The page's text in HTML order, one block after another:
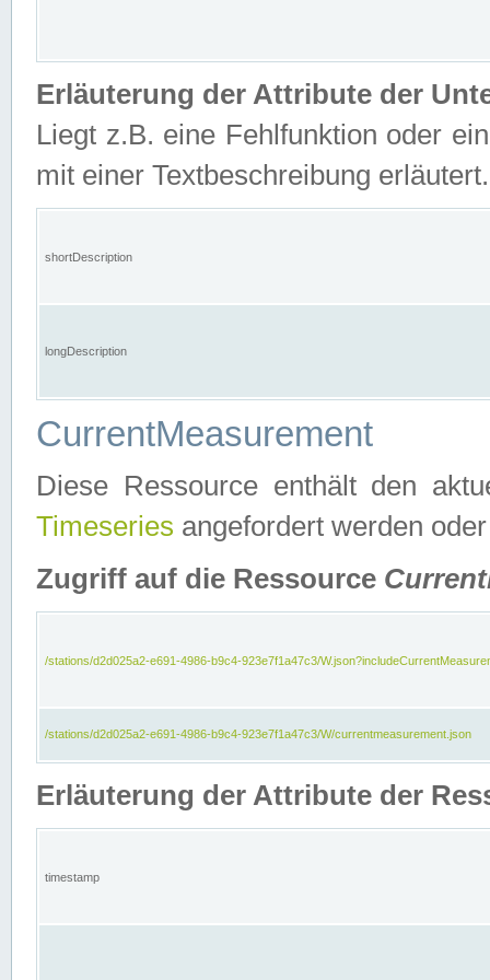
Erläuterung der Attribute der
Liegt z.B. eine Fehlfunktion oder
mit einer Textbeschreibung erläutert.
shortDescription
longDescription
CurrentMeasurement
Diese Ressource enthält den
Timeseries angefordert werden
Zugriff auf die Ressource
/stations/d2d025a2-e691-4986-b9c4-923e7f1a47c3/
/stations/d2d025a2-e691-4986-b9c4-923e7f1a47c3/W/currentmeasurement.json
Erläuterung der Attribute der
timestamp